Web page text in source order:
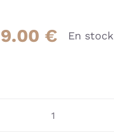
€ En stock
quantité